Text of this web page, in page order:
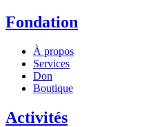
Fondation
À propos
Services
Don
Boutique
Activités